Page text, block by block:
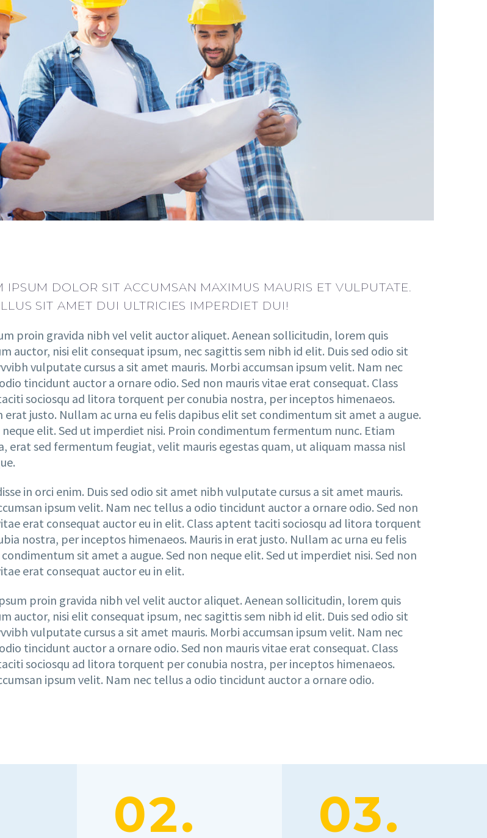
IPSUM DOLOR SIT ACCUMSAN MAXIMUS MAURIS ET VULPUTATE.
SIT AMET DUI ULTRICIES IMPERDIET DUI!
proin gravida nibh vel velit auctor aliquet. Aenean sollicitudin, lorem quis
auctor, nisi elit consequat ipsum, nec sagittis sem nibh id elit. Duis sed odio sit
vulputate cursus a sit amet mauris. Morbi accumsan ipsum velit. Nam nec
tincidunt auctor a ornare odio. Sed non mauris vitae erat consequat. Class
sociosqu ad litora torquent per conubia nostra, per inceptos himenaeos.
erat justo. Nullam ac urna eu felis dapibus elit set condimentum sit amet a augue.
neque elit. Sed ut imperdiet nisi. Proin condimentum fermentum nunc. Etiam
erat sed fermentum feugiat, velit mauris egestas quam, ut aliquam massa nisl
in orci enim. Duis sed odio sit amet nibh vulputate cursus a sit amet mauris.
ipsum velit. Nam nec tellus a odio tincidunt auctor a ornare odio. Sed non
erat consequat auctor eu in elit. Class aptent taciti sociosqu ad litora torquent
nostra, per inceptos himenaeos. Mauris in erat justo. Nullam ac urna eu felis
sit amet a augue. Sed non neque elit. Sed ut imperdiet nisi. Sed non
erat consequat auctor eu in elit.
proin gravida nibh vel velit auctor aliquet. Aenean sollicitudin, lorem quis
auctor, nisi elit consequat ipsum, nec sagittis sem nibh id elit. Duis sed odio sit
vulputate cursus a sit amet mauris. Morbi accumsan ipsum velit. Nam nec
tincidunt auctor a ornare odio. Sed non mauris vitae erat consequat. Class
sociosqu ad litora torquent per conubia nostra, per inceptos himenaeos.
ipsum velit. Nam nec tellus a odio tincidunt auctor a ornare odio.
02. 03.